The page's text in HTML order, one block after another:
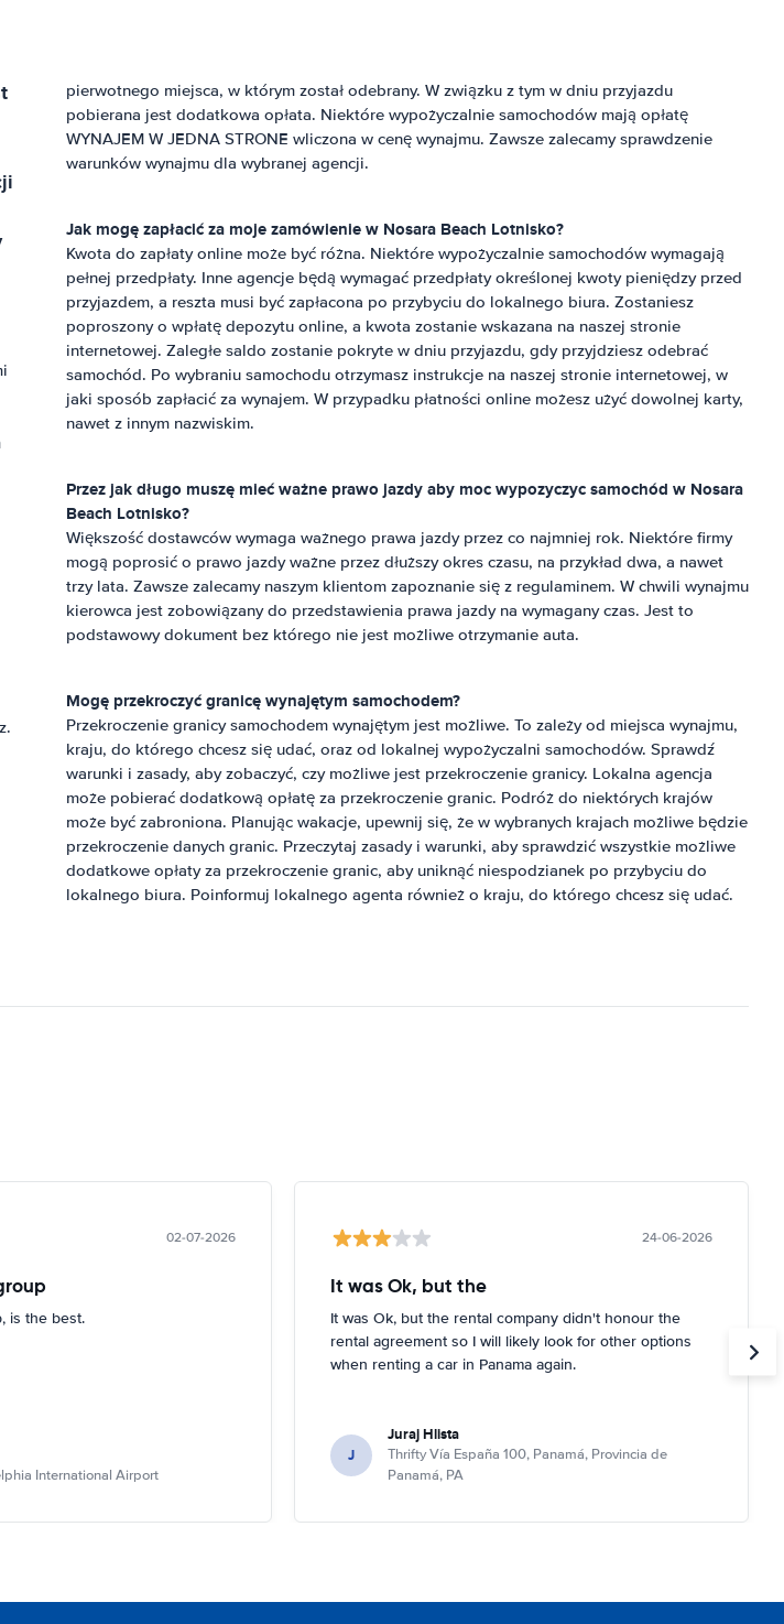
pierwotnego miejsca, w którym został odebrany. W związku z tym w dniu przyjazdu
pobierana jest dodatkowa opłata. Niektóre wypożyczalnie samochodów mają opłatę
WYNAJEM W JEDNA STRONE wliczona w cenę wynajmu. Zawsze zalecamy sprawdzenie
warunków wynajmu dla wybranej agencji.
Jak mogę zapłacić za moje zamówienie w Nosara Beach Lotnisko?
Kwota do zapłaty online może być różna. Niektóre wypożyczalnie samochodów wymagają
pełnej przedpłaty. Inne agencje będą wymagać przedpłaty określonej kwoty pieniędzy przed
przyjazdem, a reszta musi być zapłacona po przybyciu do lokalnego biura. Zostaniesz
poproszony o wpłatę depozytu online, a kwota zostanie wskazana na naszej stronie
internetowej. Zaległe saldo zostanie pokryte w dniu przyjazdu, gdy przyjdziesz odebrać
samochód. Po wybraniu samochodu otrzymasz instrukcje na naszej stronie internetowej, w
jaki sposób zapłacić za wynajem. W przypadku płatności online możesz użyć dowolnej karty,
nawet z innym nazwiskim.
Przez jak długo muszę mieć ważne prawo jazdy aby moc wypozyczyc samochód w Nosara
Beach Lotnisko?
Większość dostawców wymaga ważnego prawa jazdy przez co najmniej rok. Niektóre firmy
mogą poprosić o prawo jazdy ważne przez dłuższy okres czasu, na przykład dwa, a nawet
trzy lata. Zawsze zalecamy naszym klientom zapoznanie się z regulaminem. W chwili wynajmu
kierowca jest zobowiązany do przedstawienia prawa jazdy na wymagany czas. Jest to
podstawowy dokument bez którego nie jest możliwe otrzymanie auta.
Mogę przekroczyć granicę wynajętym samochodem?
Przekroczenie granicy samochodem wynajętym jest możliwe. To zależy od miejsca wynajmu,
kraju, do którego chcesz się udać, oraz od lokalnej wypożyczalni samochodów. Sprawdź
warunki i zasady, aby zobaczyć, czy możliwe jest przekroczenie granicy. Lokalna agencja
może pobierać dodatkową opłatę za przekroczenie granic. Podróż do niektórych krajów
może być zabroniona. Planując wakacje, upewnij się, że w wybranych krajach możliwe będzie
przekroczenie danych granic. Przeczytaj zasady i warunki, aby sprawdzić wszystkie możliwe
dodatkowe opłaty za przekroczenie granic, aby uniknąć niespodzianek po przybyciu do
lokalnego biura. Poinformuj lokalnego agenta również o kraju, do którego chcesz się udać.
02-07-2026
is the best.
International Airport
24-06-2026
It was Ok, but the
It was Ok, but the rental company didn't honour the
rental agreement so I will likely look for other options
when renting a car in Panama again.
J
Juraj Hlista
Thrifty Vía España 100, Panamá, Provincia de
Panamá, PA